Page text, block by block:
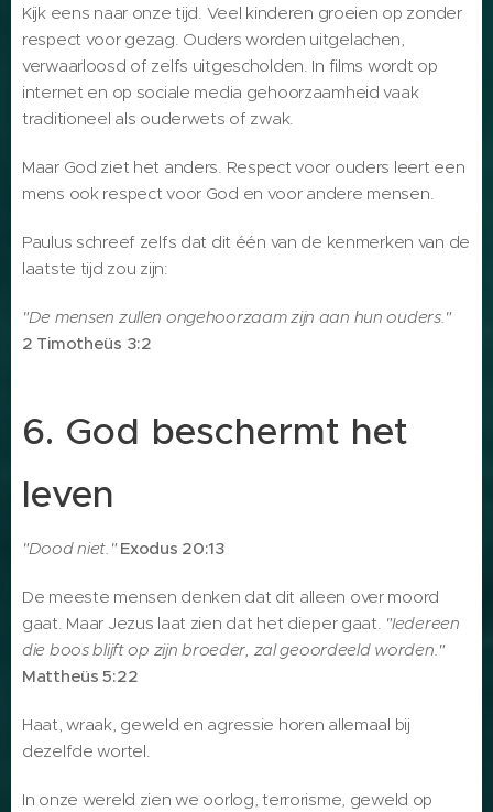
Kijk eens naar onze tijd. Veel kinderen groeien op zonder
respect voor gezag. Ouders worden uitgelachen,
verwaarloosd of zelfs uitgescholden. In films wordt op
internet en op sociale media gehoorzaamheid vaak
traditioneel als ouderwets of zwak.
Maar God ziet het anders. Respect voor ouders leert een
mens ook respect voor God en voor andere mensen.
Paulus schreef zelfs dat dit één van de kenmerken van de
laatste tijd zou zijn:
"De mensen zullen ongehoorzaam zijn aan hun ouders."
2 Timotheüs 3:2
6. God beschermt het
leven
"Dood niet." Exodus 20:13
De meeste mensen denken dat dit alleen over moord
gaat. Maar Jezus laat zien dat het dieper gaat. "Iedereen
die boos blijft op zijn broeder, zal geoordeeld worden."
Mattheüs 5:22
Haat, wraak, geweld en agressie horen allemaal bij
dezelfde wortel.
In onze wereld zien we oorlog, terrorisme, geweld op